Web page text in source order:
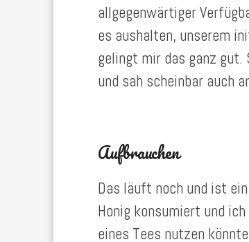
allgegenwärtiger
es aushalten, unserem
gelingt mir das ganz
und sah scheinbar auch
Aufbrauchen
Das läuft noch und ist
Honig konsumiert und
eines Tees nutzen